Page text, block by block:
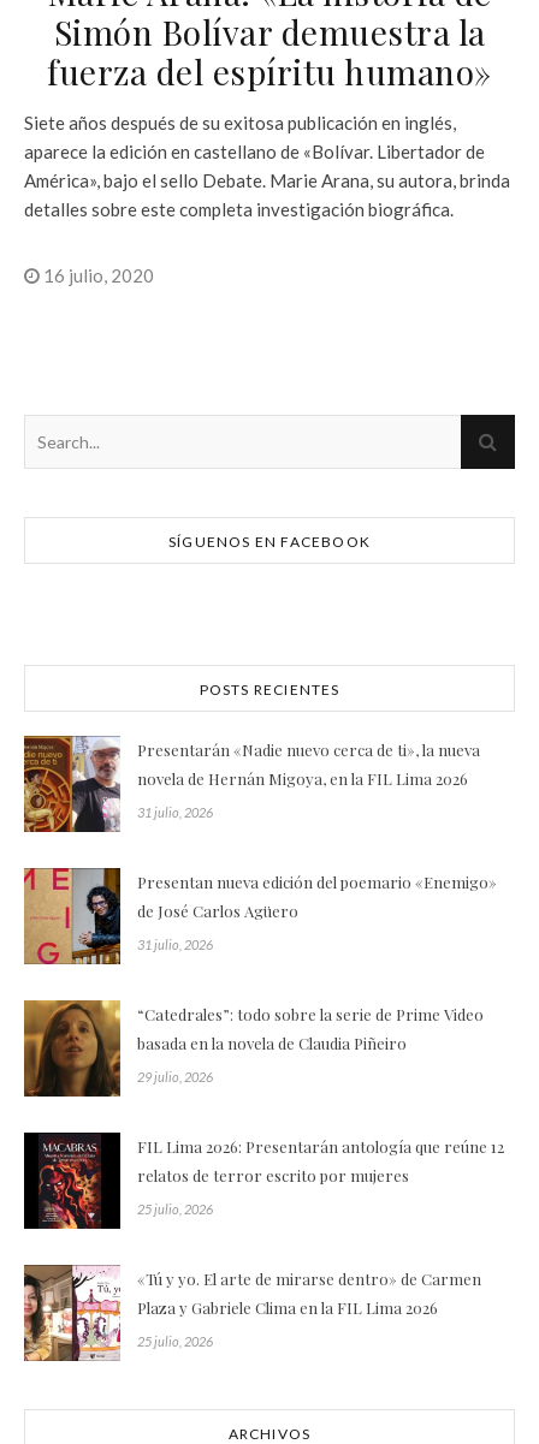
Simón Bolívar demuestra la
fuerza del espíritu humano»
Siete años después de su exitosa publicación en inglés,
aparece la edición en castellano de «Bolívar. Libertador de
América», bajo el sello Debate. Marie Arana, su autora, brinda
detalles sobre este completa investigación biográfica.
16 julio, 2020
SÍGUENOS EN FACEBOOK
POSTS RECIENTES
Presentarán «Nadie nuevo cerca de ti», la nueva
novela de Hernán Migoya, en la FIL Lima 2026
31 julio, 2026
Presentan nueva edición del poemario «Enemigo»
de José Carlos Agüero
31 julio, 2026
“Catedrales”: todo sobre la serie de Prime Video
basada en la novela de Claudia Piñeiro
29 julio, 2026
FIL Lima 2026: Presentarán antología que reúne 12
relatos de terror escrito por mujeres
25 julio, 2026
«Tú y yo. El arte de mirarse dentro» de Carmen
Plaza y Gabriele Clima en la FIL Lima 2026
25 julio, 2026
ARCHIVOS